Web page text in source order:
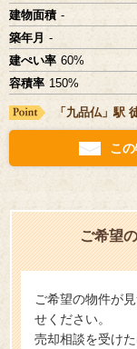
建物面積 -
築年月 -
建ぺい率 60%
容積率 150%
「九品仏」駅
こ
ご希望
ご希望の物件が
せください。
売却相談を受け